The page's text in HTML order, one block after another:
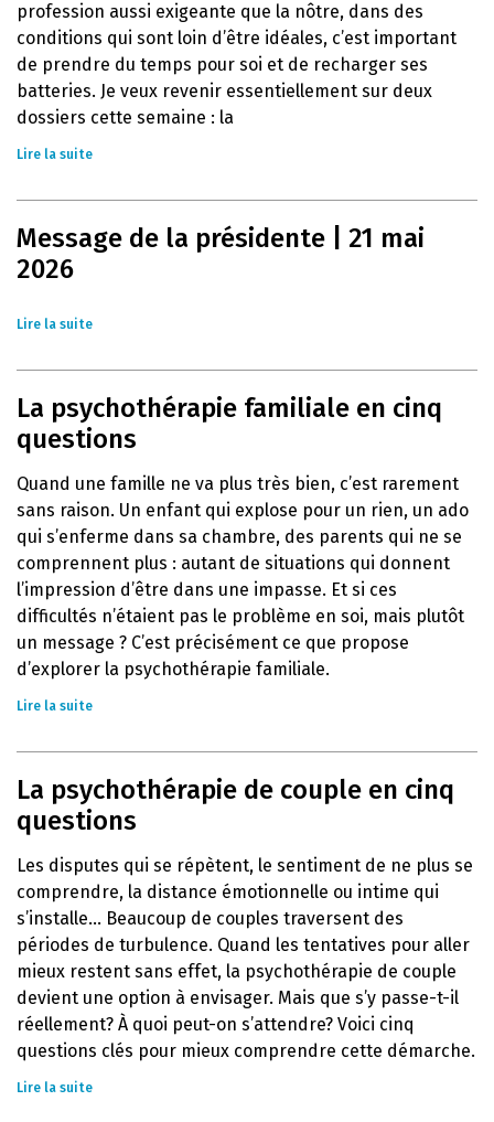
profession aussi exigeante que la nôtre, dans des
conditions qui sont loin d’être idéales, c’est important
de prendre du temps pour soi et de recharger ses
batteries. Je veux revenir essentiellement sur deux
dossiers cette semaine : la
Lire la suite
Message de la présidente | 21 mai
2026
Lire la suite
La psychothérapie familiale en cinq
questions
Quand une famille ne va plus très bien, c’est rarement
sans raison. Un enfant qui explose pour un rien, un ado
qui s’enferme dans sa chambre, des parents qui ne se
comprennent plus : autant de situations qui donnent
l’impression d’être dans une impasse. Et si ces
difficultés n’étaient pas le problème en soi, mais plutôt
un message ? C’est précisément ce que propose
d’explorer la psychothérapie familiale.
Lire la suite
La psychothérapie de couple en cinq
questions
Les disputes qui se répètent, le sentiment de ne plus se
comprendre, la distance émotionnelle ou intime qui
s’installe… Beaucoup de couples traversent des
périodes de turbulence. Quand les tentatives pour aller
mieux restent sans effet, la psychothérapie de couple
devient une option à envisager. Mais que s’y passe-t-il
réellement? À quoi peut-on s’attendre? Voici cinq
questions clés pour mieux comprendre cette démarche.
Lire la suite